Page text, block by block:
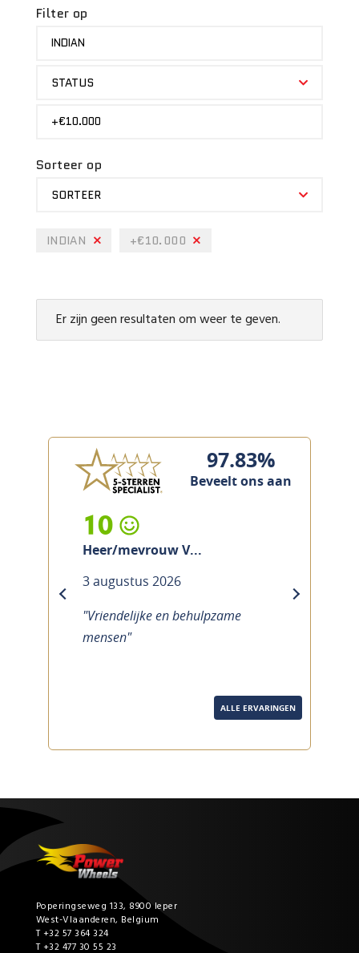
Filter op
INDIAN
STATUS
+€10.000
Sorteer op
SORTEER
INDIAN +€10.000
Er zijn geen resultaten om weer te geven.
97.83%
Beveelt ons aan
10
Heer/mevrouw V...
3 augustus 2026
"Vriendelijke en behulpzame
mensen"
next
ALLE ERVARINGEN
Poperingseweg 133, 8900 Ieper
West-Vlaanderen, Belgium
T +32 57 364 324
T +32 477 30 55 23